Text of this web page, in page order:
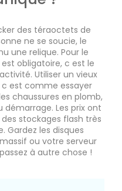
des téraoctets de
ne se soucie, le
une relique. Pour le
obligatoire, c est le
Utiliser un vieux
est comme essayer
chaussures en plomb,
Les prix ont
stockages flash très
Gardez les disques
ou votre serveur
à autre chose !